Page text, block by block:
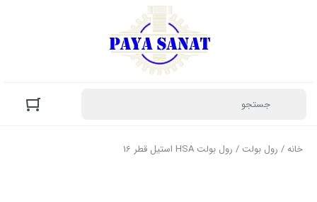
خانه/ رول بولت / رول بولت HSA استیل قطر 16